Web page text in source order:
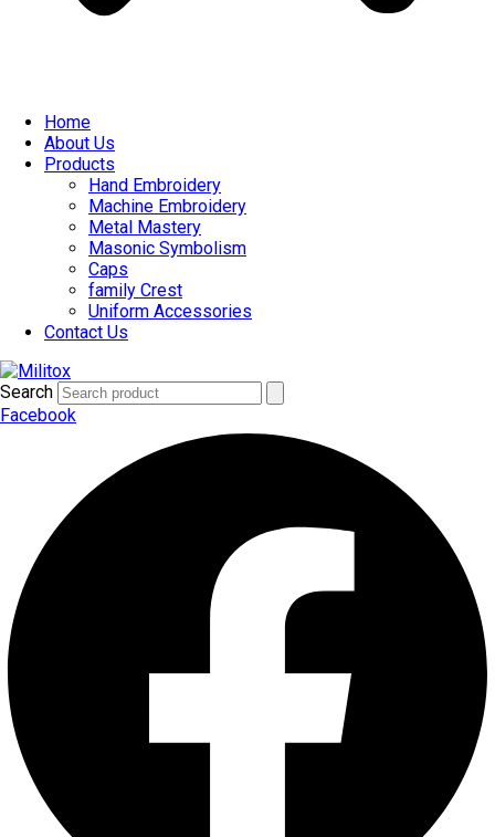
Home
About Us
Products
Hand Embroidery
Machine Embroidery
Metal Mastery
Masonic Symbolism
Caps
family Crest
Uniform Accessories
Contact Us
Search
Facebook